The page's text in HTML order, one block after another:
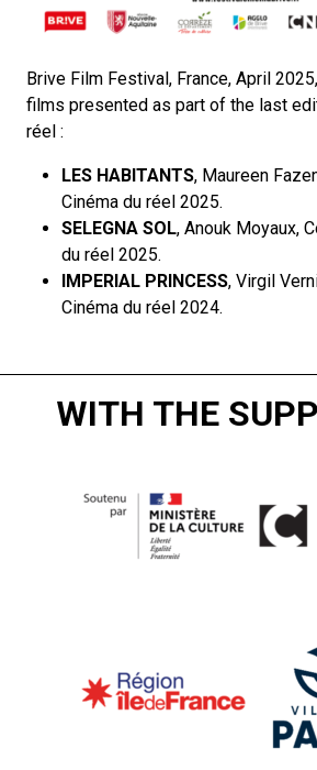
Brive Film Festival, France, April
films presented as part of the last
réel :
LES HABITANTS, Maureen
Cinéma du réel 2025.
SELEGNA SOL, Anouk Moyaux,
du réel 2025.
IMPERIAL PRINCESS, Virgil
Cinéma du réel 2024.
WITH THE